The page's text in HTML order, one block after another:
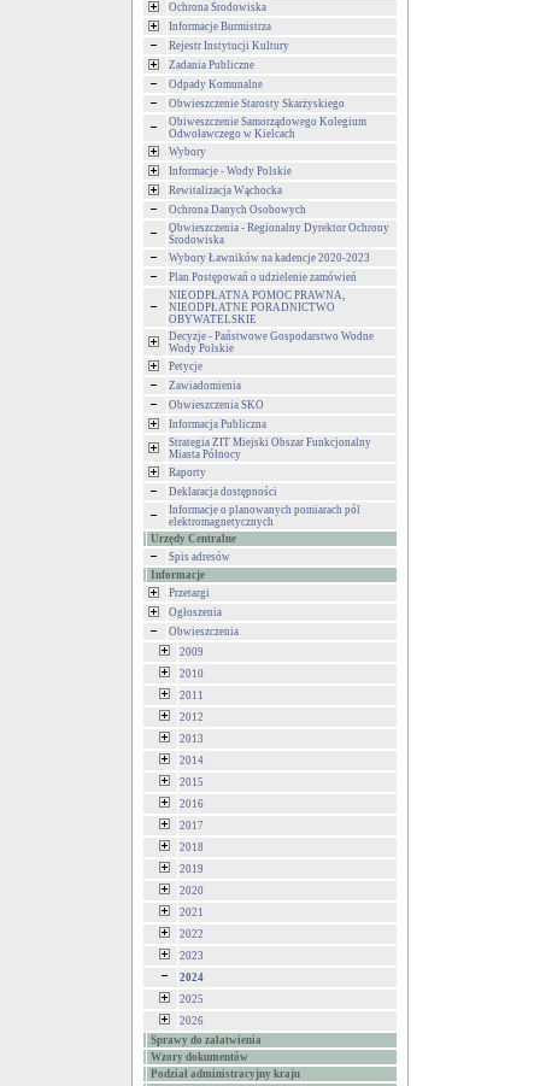
Ochrona Środowiska
Informacje Burmistrza
Rejestr Instytucji Kultury
Zadania Publiczne
Odpady Komunalne
Obwieszczenie Starosty Skarżyskiego
Obiweszczenie Samorządowego Kolegium
Odwoławczego w Kielcach
Wybory
Informacje - Wody Polskie
Rewitalizacja Wąchocka
Ochrona Danych Osobowych
Obwieszczenia - Regionalny Dyrektor Ochrony
Środowiska
Wybory Ławników na kadencje 2020-2023
Plan Postępowań o udzielenie zamówień
NIEODPŁATNA POMOC PRAWNA,
NIEODPŁATNE PORADNICTWO
OBYWATELSKIE
Decyzje - Państwowe Gospodarstwo Wodne
Wody Polskie
Petycje
Zawiadomienia
Obwieszczenia SKO
Informacja Publiczna
Strategia ZIT Miejski Obszar Funkcjonalny
Miasta Północy
Raporty
Deklaracja dostępności
Informacje o planowanych pomiarach pól
elektromagnetycznych
Urzędy Centralne
Spis adresów
Informacje
Przetargi
Ogłoszenia
Obwieszczenia
2009
2010
2011
2012
2013
2014
2015
2016
2017
2018
2019
2020
2021
2022
2023
2024
2025
2026
Sprawy do załatwienia
Wzory dokumentów
Podział administracyjny kraju